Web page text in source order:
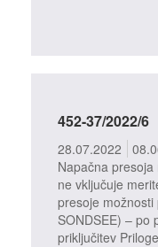
452-37/2022/6
28.07.2022
Napačna
ne vključuje
presoje
SONDSEE) – po
priključitev